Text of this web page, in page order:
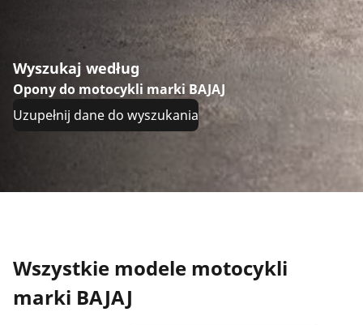
Wyszukaj według
Opony do motocykli marki BAJAJ
Uzupełnij dane do wyszukania
Wszystkie modele motocykli
marki BAJAJ